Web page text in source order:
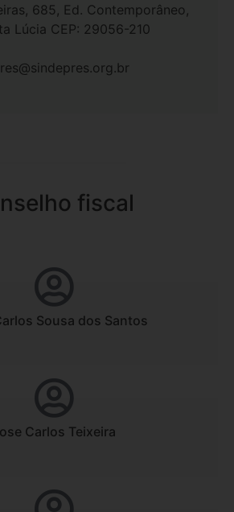
685, Ed. Contemporâneo,
Lúcia CEP: 29056-210
fiscal
Sousa dos Santos
Carlos Teixeira